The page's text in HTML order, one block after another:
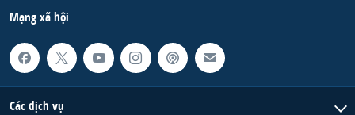
Mạng xã hội
Các dịch vụ